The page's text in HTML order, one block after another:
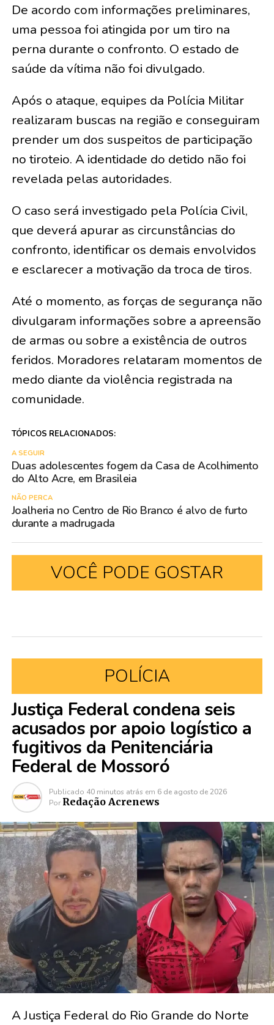
De acordo com informações preliminares,
uma pessoa foi atingida por um tiro na
perna durante o confronto. O estado de
saúde da vítima não foi divulgado.
Após o ataque, equipes da Polícia Militar
realizaram buscas na região e conseguiram
prender um dos suspeitos de participação
no tiroteio. A identidade do detido não foi
revelada pelas autoridades.
O caso será investigado pela Polícia Civil,
que deverá apurar as circunstâncias do
confronto, identificar os demais envolvidos
e esclarecer a motivação da troca de tiros.
Até o momento, as forças de segurança não
divulgaram informações sobre a apreensão
de armas ou sobre a existência de outros
feridos. Moradores relataram momentos de
medo diante da violência registrada na
comunidade.
TÓPICOS RELACIONADOS:
A SEGUIR
Duas adolescentes fogem da Casa de Acolhimento
do Alto Acre, em Brasileia
NÃO PERCA
Joalheria no Centro de Rio Branco é alvo de furto
durante a madrugada
VOCÊ PODE GOSTAR
POLÍCIA
Justiça Federal condena seis
acusados por apoio logístico a
fugitivos da Penitenciária
Federal de Mossoró
Publicado 40 minutos atrás em 6 de agosto de 2026
Por Redação Acrenews
A Justiça Federal do Rio Grande do Norte